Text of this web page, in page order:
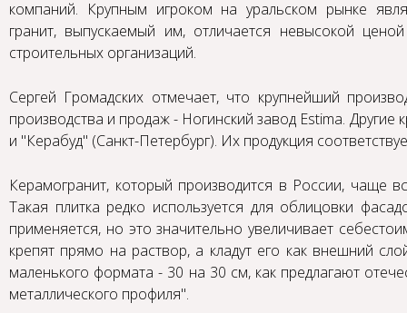
компаний. Крупным игроком на уральском рынке
гранит, выпускаемый им, отличается невысокой
строительных организаций.
Сергей Громадских отмечает, что крупнейший
производства и продаж - Ногинский завод Estima.
и "Керабуд" (Санкт-Петербург). Их продукция
Керамогранит, который производится в России, чаще
Такая плитка редко используется для облицовки
применяется, но это значительно увеличивает
крепят прямо на раствор, а кладут его как внешний
маленького формата - 30 на 30 см, как предлагают
металлического профиля".